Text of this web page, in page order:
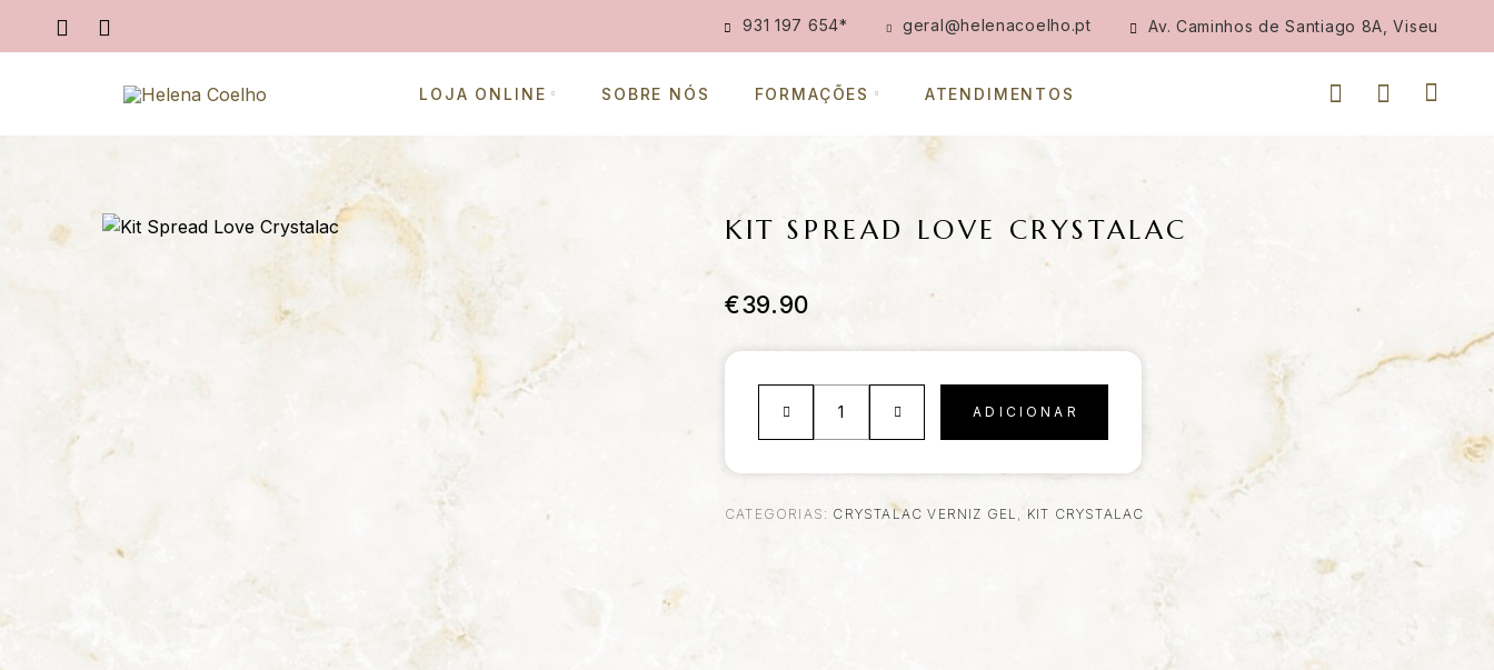
931 197 654* geral@helenacoelho.pt Av. Caminhos de Santiago 8A, Viseu
LOJA ONLINE SOBRE NÓS FORMAÇÕES ATENDIMENTOS
KIT SPREAD LOVE CRYSTALAC
€39.90
ADICIONAR
CATEGORIAS: CRYSTALAC VERNIZ GEL , KIT CRYSTALAC